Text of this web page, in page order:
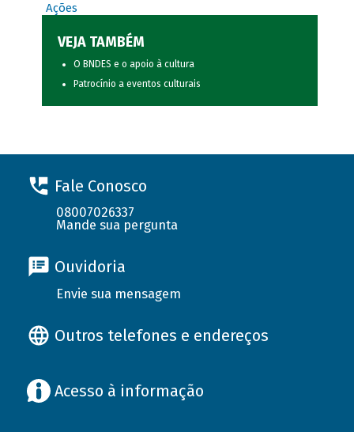
Ações
VEJA TAMBÉM
O BNDES e o apoio à cultura
Patrocínio a eventos culturais
Fale Conosco
08007026337
Mande sua pergunta
Ouvidoria
Envie sua mensagem
Outros telefones e endereços
Acesso à informação